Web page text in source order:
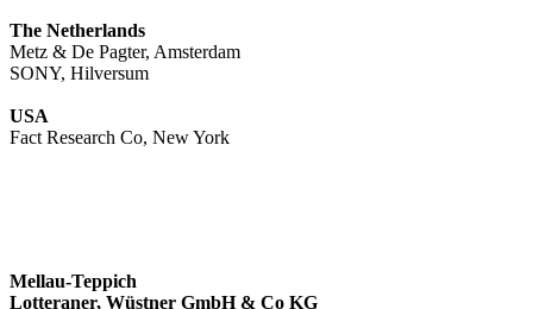
The Netherlands
Metz & De Pagter, Amsterdam
SONY, Hilversum
USA
Fact Research Co, New York
Mellau-Teppich
Lotteraner, Wüstner GmbH & Co KG